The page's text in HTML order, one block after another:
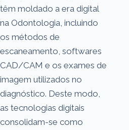
têm moldado a era digital
na Odontologia, incluindo
os métodos de
escaneamento, softwares
CAD/CAM e os exames de
imagem utilizados no
diagnóstico. Deste modo,
as tecnologias digitais
consolidam-se como